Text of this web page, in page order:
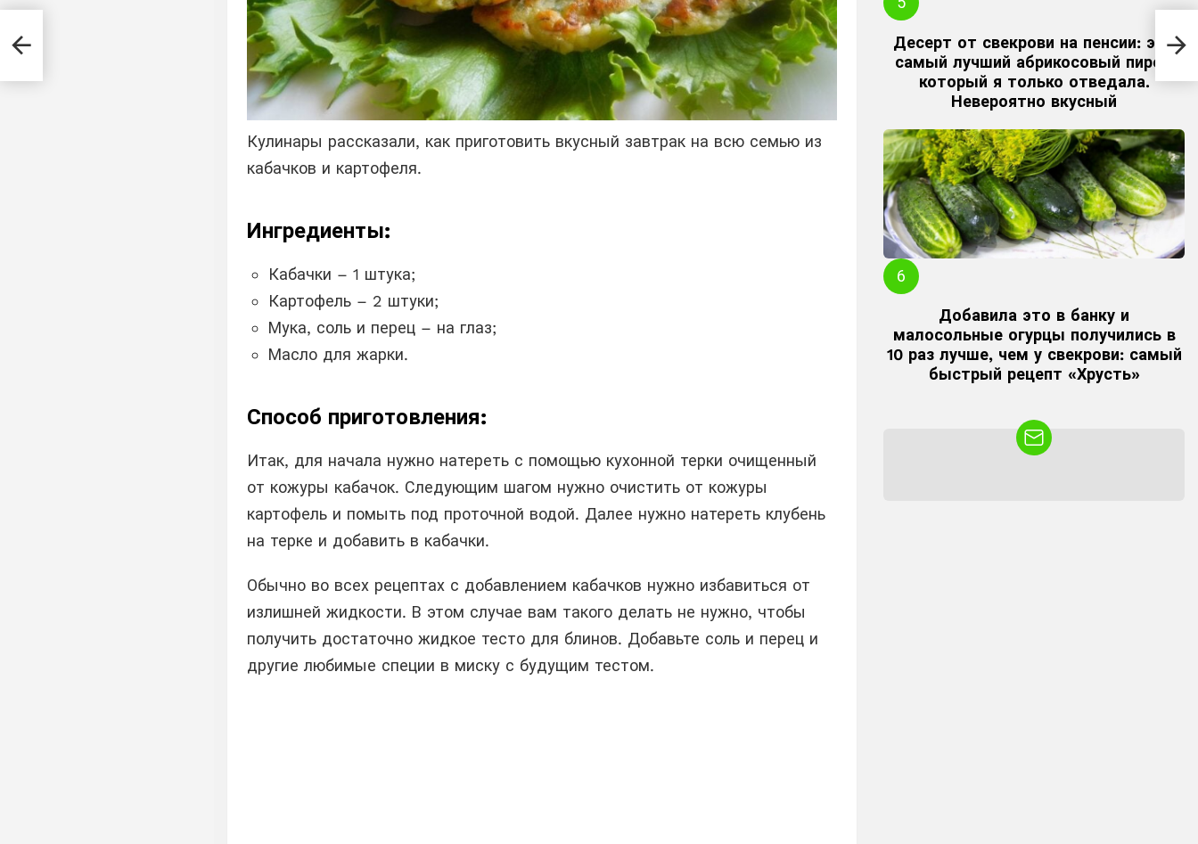
Кулинары рассказали, как приготовить вкусный завтрак на всю семью из
кабачков и картофеля.
Ингредиенты:
Кабачки – 1 штука;
Картофель – 2 штуки;
Мука, ​​соль и перец – на глаз;
Масло для жарки.
Способ приготовления:
Итак, для начала нужно натереть с помощью кухонной терки очищенный
от кожуры кабачок. Следующим шагом нужно очистить от кожуры
картофель и помыть под проточной водой. Далее нужно натереть клубень
на терке и добавить в кабачки.
Обычно во всех рецептах с добавлением кабачков нужно избавиться от
излишней жидкости. В этом случае вам такого делать не нужно, чтобы
получить достаточно жидкое тесто для блинов. Добавьте соль и перец и
другие любимые специи в миску с будущим тестом.
Десерт от свекрови на пенсии: это
самый лучший абрикосовый пирог,
который я только отведала.
Невероятно вкусный
Добавила это в банку и
малосольные огурцы получились в
10 раз лучше, чем у свекрови: самый
быстрый рецепт «Хрусть»